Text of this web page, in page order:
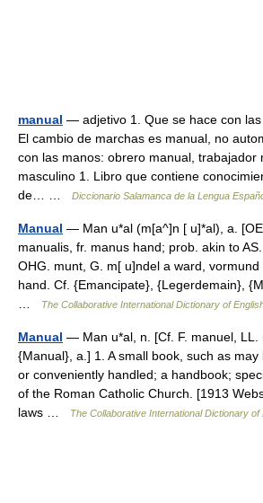
manual — adjetivo 1. Que se hace con las
El cambio de marchas es manual, no
con las manos: obrero manual, trabajador
masculino 1. Libro que contiene
de… …
Diccionario Salamanca de la Lengua
Manual — Man u*al (m[a^]n [ u]*al), a.
manualis, fr. manus hand; prob. akin to
OHG. munt, G. m[ u]ndel a ward,
hand. Cf. {Emancipate}, {Legerdemain},
The Collaborative International Dictionary of
Manual — Man u*al, n. [Cf. F. manuel, LL.
{Manual}, a.] 1. A small book, such as may
or conveniently handled; a handbook;
of the Roman Catholic Church. [1913
laws …
The Collaborative International Dictionary of